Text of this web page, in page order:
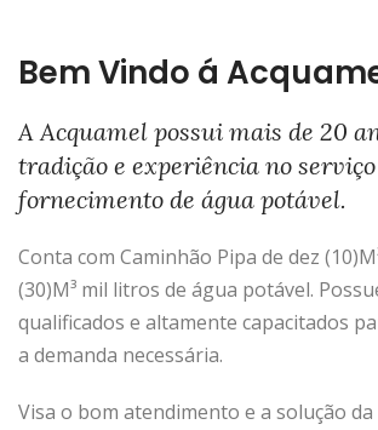
Bem Vindo á
A Acquamel possui mais de 20
tradição e experiência no serviço
fornecimento de água potável.
Conta com Caminhão Pipa de dez
(30)M³ mil litros de água potável.
qualificados e altamente capacitados
a demanda necessária.
Visa o bom atendimento e a solução da